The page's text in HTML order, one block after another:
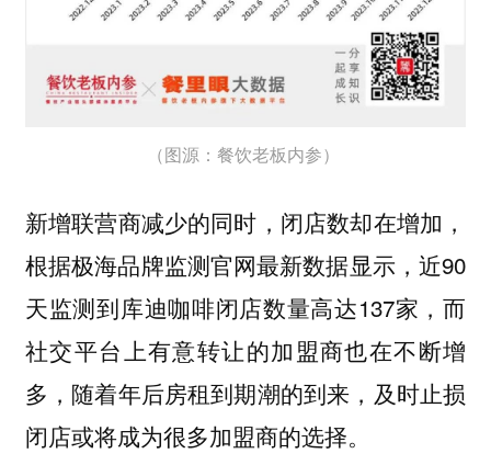
（图源：餐饮老板内参）
新增联营商减少的同时，闭店数却在增加，
根据极海品牌监测官网最新数据显示，近90
天监测到库迪咖啡闭店数量高达137家，而
社交平台上有意转让的加盟商也在不断增
多，随着年后房租到期潮的到来，及时止损
闭店或将成为很多加盟商的选择。